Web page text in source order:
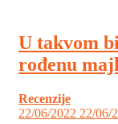
U takvom
rođenu
Recenzije
22/06/2022 22/06/